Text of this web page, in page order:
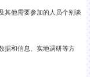
他需要参加的人员个别谈
和信息、实地调研等方